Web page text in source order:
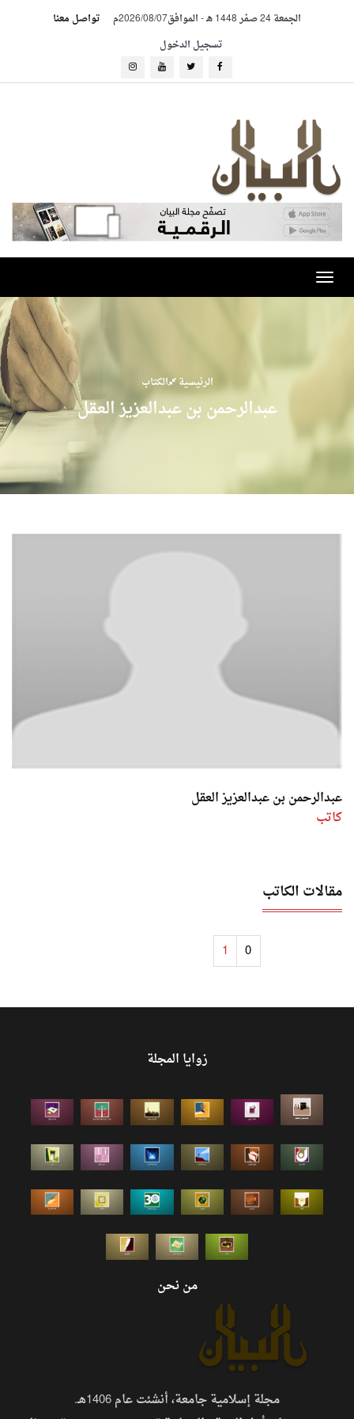
الجمعة 24 صفر 1448 هـ -الموافق2026/08/07م
تواصل معنا
تسجيل الدخول
Toggle
navigation
الرئيسية الكتاب
عبدالرحمن بن عبدالعزيز العقل
عبدالرحمن بن عبدالعزيز العقل
كاتب
مقالات الكاتب
0
1
زوايا المجلة
من نحن
مجلة إسلامية جامعة، أنشئت عام 1406هـ.